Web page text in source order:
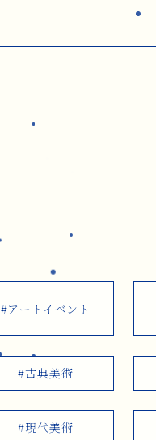
#アートイベント
#古典美術
#現代美術